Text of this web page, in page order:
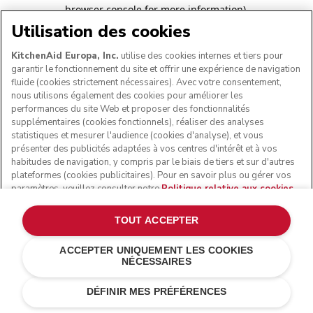
browser console for more information).
Utilisation des cookies
KitchenAid Europa, Inc. utilise des cookies internes et tiers pour
garantir le fonctionnement du site et offrir une expérience de navigation
fluide (cookies strictement nécessaires). Avec votre consentement,
nous utilisons également des cookies pour améliorer les
performances du site Web et proposer des fonctionnalités
supplémentaires (cookies fonctionnels), réaliser des analyses
statistiques et mesurer l'audience (cookies d'analyse), et vous
présenter des publicités adaptées à vos centres d'intérêt et à vos
habitudes de navigation, y compris par le biais de tiers et sur d'autres
plateformes (cookies publicitaires). Pour en savoir plus ou gérer vos
paramètres, veuillez consulter notre Politique relative aux cookies
collectées via les cookies, veuillez consulter notre
confidentialité
DÉFINIR MES PRÉFÉRENCES
ACCEPTER UNIQUEMENT LES COOKIES
NÉCESSAIRES
TOUT ACCEPTER